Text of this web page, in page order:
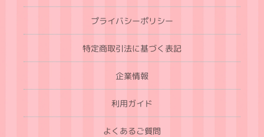
プライバシーポリシー
特定商取引法に基づく表記
企業情報
利用ガイド
よくあるご質問